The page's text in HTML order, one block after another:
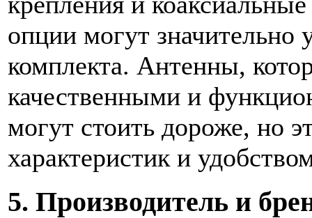
опции могут
комплекта. Антенны,
качественными и
могут стоить дороже, но
характеристик и
5. Производитель и